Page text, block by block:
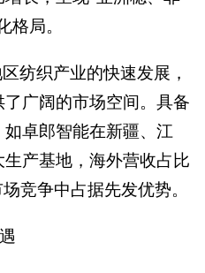
格局。
纺织产业的快速发展，
广阔的市场空间。具备
卓郎智能在新疆、江
产基地，海外营收占比
竞争中占据先发优势。